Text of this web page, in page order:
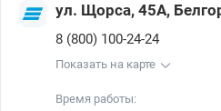
ул. Щорса, 45А,
8 (800) 100-24-24
Показать на карте
Время работы: